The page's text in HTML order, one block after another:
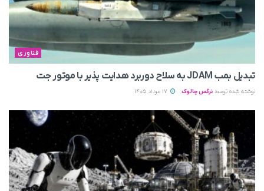
فناوری
تبدیل بمب JDAM به سلاح دوربرد هدایت پذیر با موتور جت
نوشته شده توسط نرگس چالوک